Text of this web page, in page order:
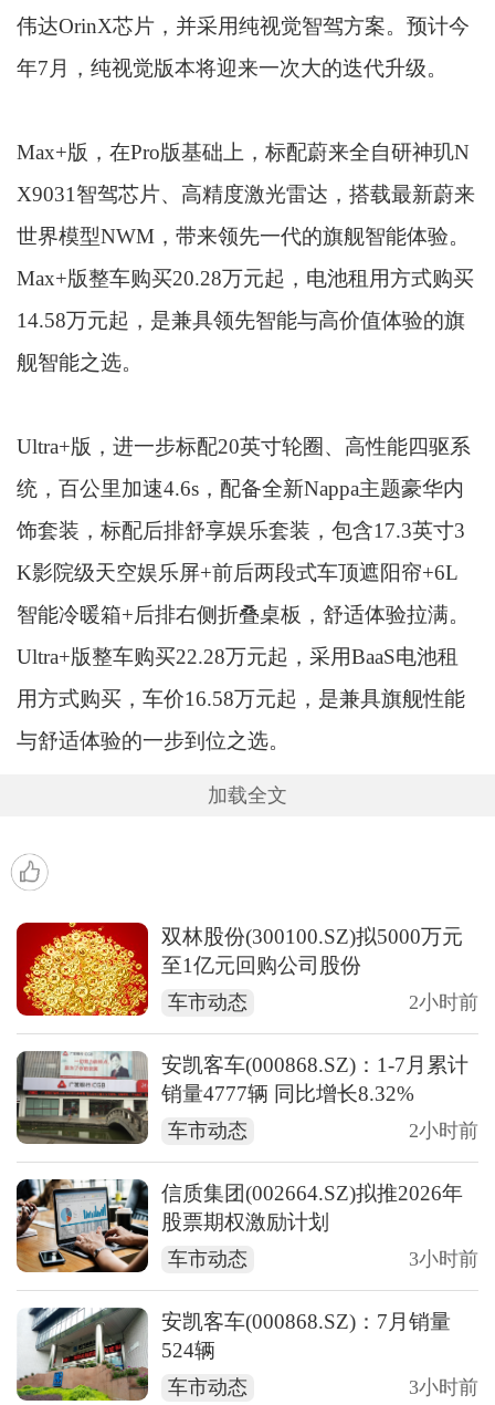
伟达OrinX芯片，并采用纯视觉智驾方案。预计今
年7月，纯视觉版本将迎来一次大的迭代升级。
Max+版，在Pro版基础上，标配蔚来全自研神玑N
X9031智驾芯片、高精度激光雷达，搭载最新蔚来
世界模型NWM，带来领先一代的旗舰智能体验。
Max+版整车购买20.28万元起，电池租用方式购买
14.58万元起，是兼具领先智能与高价值体验的旗
舰智能之选。
Ultra+版，进一步标配20英寸轮圈、高性能四驱系
统，百公里加速4.6s，配备全新Nappa主题豪华内
饰套装，标配后排舒享娱乐套装，包含17.3英寸3
K影院级天空娱乐屏+前后两段式车顶遮阳帘+6L
智能冷暖箱+后排右侧折叠桌板，舒适体验拉满。
Ultra+版整车购买22.28万元起，采用BaaS电池租
用方式购买，车价16.58万元起，是兼具旗舰性能
与舒适体验的一步到位之选。
加载全文
双林股份(300100.SZ)拟5000万元
至1亿元回购公司股份
车市动态 2小时前
安凯客车(000868.SZ)：1-7月累计
销量4777辆 同比增长8.32%
车市动态 2小时前
信质集团(002664.SZ)拟推2026年
股票期权激励计划
车市动态 3小时前
安凯客车(000868.SZ)：7月销量
524辆
车市动态 3小时前